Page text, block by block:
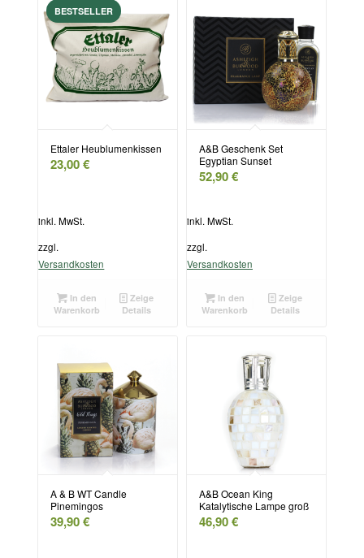
Ettaler Heublumenkissen
23,00€
inkl. MwSt.
zzgl.
Versandkosten
In den
Warenkorb
Zeige
Details
A&B Geschenk Set
Egyptian Sunset
52,90€
inkl. MwSt.
zzgl.
Versandkosten
In den
Warenkorb
Zeige
Details
A & B WT Candle
Pinemingos
39,90€
A&B Ocean King
Katalytische Lampe groß
46,90€